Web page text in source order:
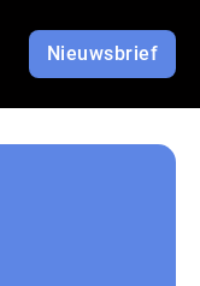
Nieuwsbrief